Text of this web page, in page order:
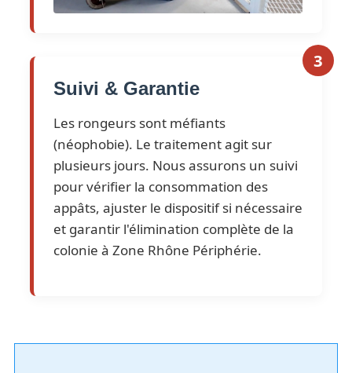
3
Suivi & Garantie
Les rongeurs sont méfiants
(néophobie). Le traitement agit sur
plusieurs jours. Nous assurons un suivi
pour vérifier la consommation des
appâts, ajuster le dispositif si nécessaire
et garantir l'élimination complète de la
colonie à Zone Rhône Périphérie.